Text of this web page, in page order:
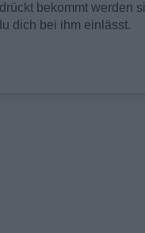
bekommt werden
dich bei ihm einlässt.